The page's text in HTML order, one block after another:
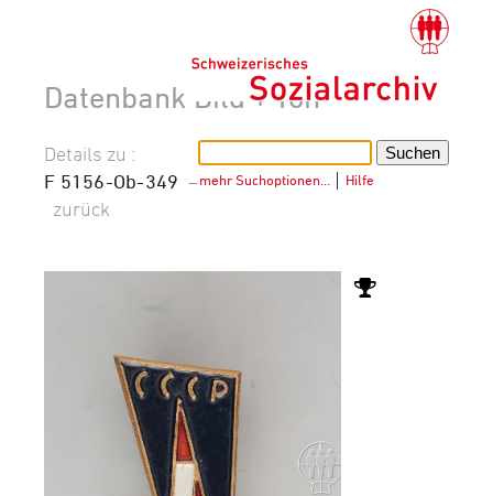
Datenbank Bild + Ton
mehr Suchoptionen… Hilfe
Details zu :
F 5156-Ob-349 –
zurück